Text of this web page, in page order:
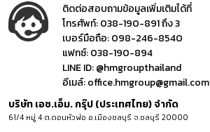
ติดต่อสอบถามข้อมูลเพิ่มเติมได้ที่
โทรศัพท์:038-190-891 ถึง 3
เบอร์มือถือ:098-246-8540
แฟกซ์:038-190-894
LINE ID:@hmgroupthailand
อีเมล์:office.hmgroup@gmail.com
บริษัท เอช.เอ็ม. กรุ๊ป (ประเทศไทย) จำกัด
61/4 หมู่ 4 ต.ดอนหัวฬ่อ อ.เมืองชลบุรี จ.ชลบุรี 20000